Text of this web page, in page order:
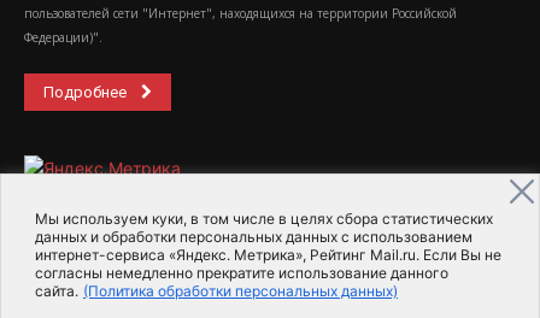
Мы используем куки, в том числе в целях сбора статистических
данных и обработки персональных данных с использованием
интернет-сервиса «Яндекс. Метрика», Рейтинг Mail.ru. Если Вы не
согласны немедленно прекратите использование данного
сайта. (Политика обработки персональных данных)
пользователей сети "Интернет", находящихся на территории Российской
Федерации)".
Подробнее
2015-2026- Информационное агентство МедиаПоток